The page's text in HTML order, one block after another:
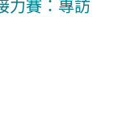
力賽：專訪